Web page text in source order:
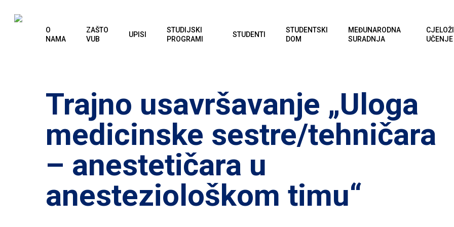
O
NAMA
ZAŠTO
VUB
UPISI
STUDIJSKI
PROGRAMI
STUDENTI
STUDENTSKI
DOM
MEĐUNARODNA
SURADNJA
UČENJE
Trajno usavršavanje „Uloga
medicinske sestre/tehničara
– anestetičara u
anesteziološkom timu“